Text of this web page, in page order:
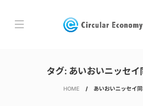
タグ: あいおいニッセイ
HOME あいおいニッセイ